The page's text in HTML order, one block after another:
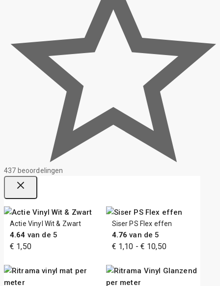
437 beoordelingen
Actie Vinyl Wit & Zwart
4.64 van de 5
€ 1,50
Siser PS Flex effen
4.76 van de 5
€ 1,10 - € 10,50Prijsklasse:
tot